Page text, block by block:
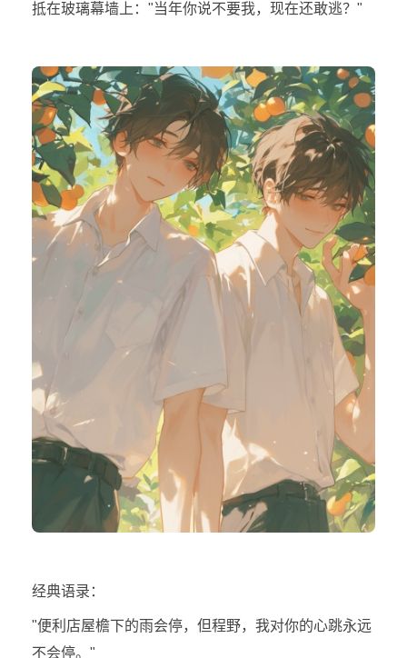
抵在玻璃幕墙上："当年你说不要我，现在还敢逃？"
经典语录：
"便利店屋檐下的雨会停，但程野，我对你的心跳永远
不会停。"